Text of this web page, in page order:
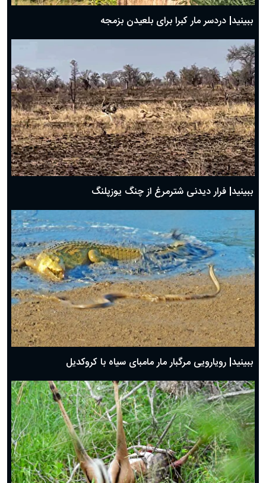
ببینید| دردسر مار کبرا برای بلعیدن بزمجه
ببینید| فرار دیدنی شترمرغ از چنگ یوزپلنگ
ببینید| رویارویی مرگبار مار مامبای سیاه با کروکدیل